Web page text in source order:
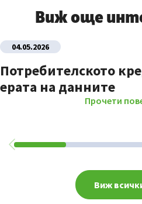
Виж още
04.05.2026
Потребителското
ерата на данните
Прочети
Виж